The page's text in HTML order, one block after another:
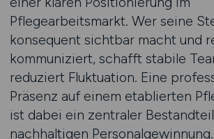
Pflegearbeitsmarkt. Wer seine
konsequent sichtbar macht und
kommuniziert, schafft stabile
reduziert Fluktuation. Eine
Präsenz auf einem etablierten
ist dabei ein zentraler
nachhaltigen Personalgewinnung.